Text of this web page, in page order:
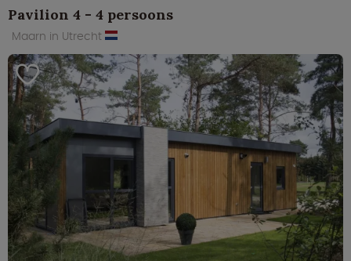
Pavilion 4 - 4 persoons
Maarn in Utrecht